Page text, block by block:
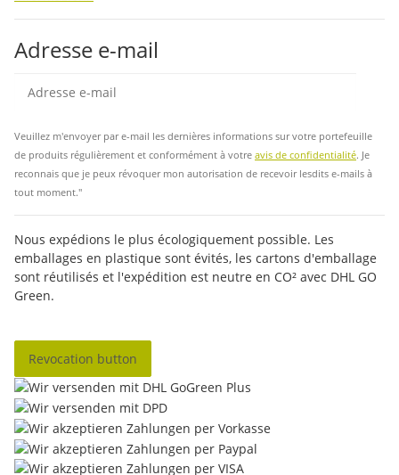
Adresse e-mail
Veuillez m'envoyer par e-mail les dernières informations sur votre portefeuille
de produits régulièrement et conformément à votre avis de confidentialité. Je
reconnais que je peux révoquer mon autorisation de recevoir lesdits e-mails à
tout moment."
Nous expédions le plus écologiquement possible. Les
emballages en plastique sont évités, les cartons d'emballage
sont réutilisés et l'expédition est neutre en CO² avec DHL GO
Green.
Revocation button